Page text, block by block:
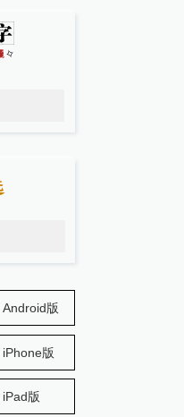
Android版
iPhone版
iPad版